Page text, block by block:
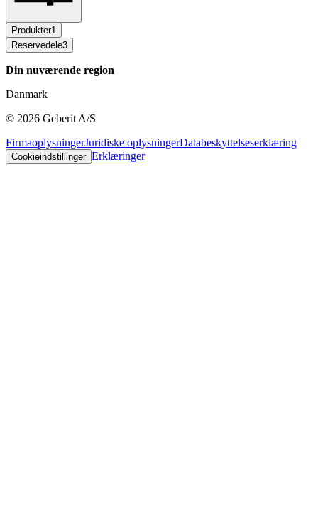
Produkter1
Reservedele3
Din nuværende region
Danmark
© 2026 Geberit A/S
FirmaoplysningerJuridiske oplysningerDatabeskyttelseserklæring
Cookieindstillinger Erklæringer